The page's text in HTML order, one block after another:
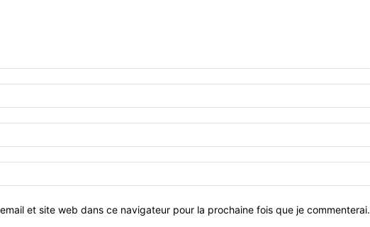
et site web dans ce navigateur pour la prochaine fois que je commenterai.